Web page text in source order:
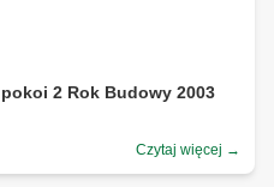
2 Rok Budowy 2003
Czytaj więcej →